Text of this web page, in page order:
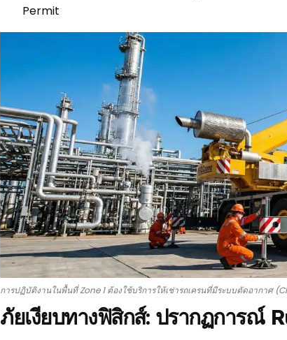
Permit
การปฏิบัติงานในพื้นที่ Zone 1 ต้องใช้บริการให้เช่ารถเครนที่มีระบบตัดอากาศ
ภัยเงียบทางฟิสิกส์: ปรากฏการณ์